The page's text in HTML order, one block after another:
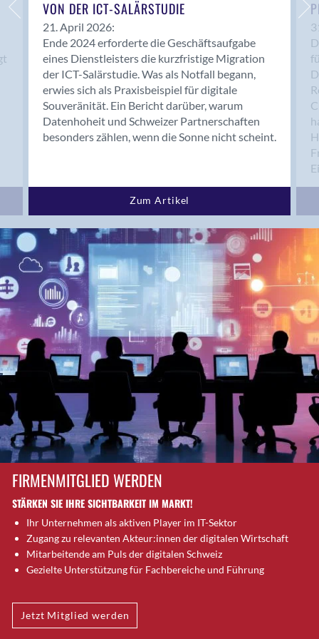
Bern 15
Bern 22
Bern 65
Bern 9
Bern-Zollikofen
Biel/Bienne
Binningen
Bolligen
Bremgarten bei Bern
Brig
Brig-Glis
Bronschhofen
Brugg
Brugg AG
Brütten
Bubendorf
Bubikon
Burgdorf
Bäretswil
Bülach
Cazis
Cham
Chur
Crissier
Davos Platz
Dietikon
Dietlikon
VON DER ICT-SALÄRSTUDIE
21. April 2026:
Ende 2024 erforderte die Geschäftsaufgabe
eines Dienstleisters die kurzfristige Migration
der ICT-Salärstudie. Was als Notfall begann,
erwies sich als Praxisbeispiel für digitale
Souveränität. Ein Bericht darüber, warum
Datenhoheit und Schweizer Partnerschaften
besonders zählen, wenn die Sonne nicht scheint.
Zum Artikel
FIRMENMITGLIED WERDEN
STÄRKEN SIE IHRE SICHTBARKEIT IM MARKT!
Ihr Unternehmen als aktiven Player im IT-Sektor
Zugang zu relevanten Akteur:innen der digitalen Wirtschaft
Mitarbeitende am Puls der digitalen Schweiz
Gezielte Unterstützung für Fachbereiche und Führung
Jetzt Mitglied werden